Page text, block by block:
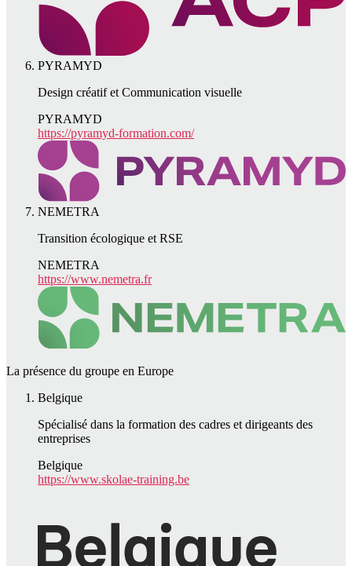
PYRAMYD
Design créatif et Communication visuelle
PYRAMYD
https://pyramyd-formation.com/
NEMETRA
Transition écologique et RSE
NEMETRA
https://www.nemetra.fr
La présence du groupe en Europe
Belgique
Spécialisé dans la formation des cadres et dirigeants des
entreprises
Belgique
https://www.skolae-training.be